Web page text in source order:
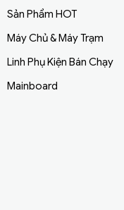
Sản Phẩm HOT
Máy Chủ & Máy Trạm
Linh Phụ Kiện Bán Chạy
Mainboard